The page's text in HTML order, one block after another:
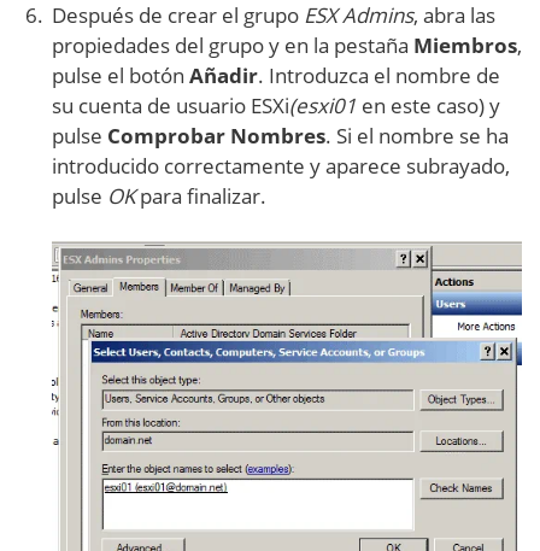
Después de crear el grupo ESX Admins, abra las
propiedades del grupo y en la pestaña Miembros,
pulse el botón Añadir. Introduzca el nombre de
su cuenta de usuario ESXi(esxi01 en este caso) y
pulse Comprobar Nombres. Si el nombre se ha
introducido correctamente y aparece subrayado,
pulse OKpara finalizar.